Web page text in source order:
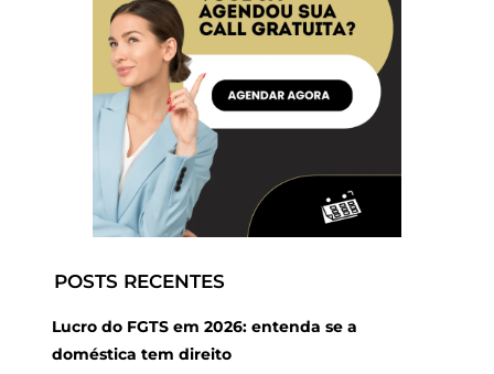
POSTS RECENTES
Lucro do FGTS em 2026: entenda se a
doméstica tem direito